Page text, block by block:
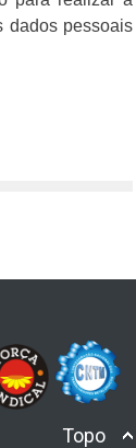
dados pessoais
Topo